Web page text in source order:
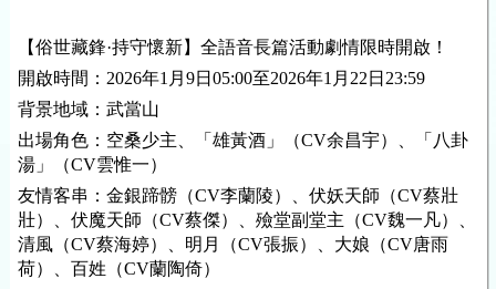
【俗世藏鋒·持守懷新】全語音長篇活動劇情限時開啟！
開啟時間：2026年1月9日05:00至2026年1月22日23:59
背景地域：武當山
出場角色：空桑少主、「雄黃酒」（CV余昌宇）、「八卦
湯」（CV雲惟一）
友情客串：金銀蹄髈（CV李蘭陵）、伏妖天師（CV蔡壯
壯）、伏魔天師（CV蔡傑）、殮堂副堂主（CV魏一凡）、
清風（CV蔡海婷）、明月（CV張振）、大娘（CV唐雨
荷）、百姓（CV蘭陶倚）